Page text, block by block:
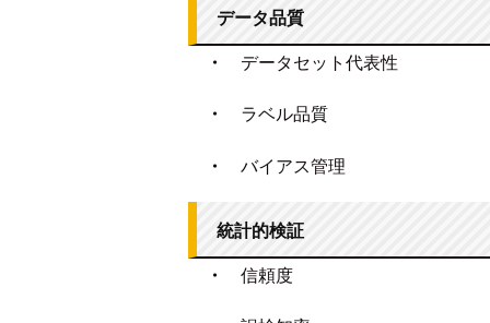
データ品質
・ データセット代表性
・ ラベル品質
・ バイアス管理
統計的検証
・ 信頼度